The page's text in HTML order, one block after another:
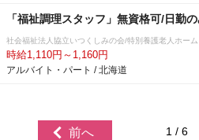
「福祉調理スタッフ」無資格可/日勤
社会福祉法人協立いつくしみの会/特別養護老人ホー
時給1,110円～1,160円
アルバイト・パート / 北海道
前へ 1 / 6